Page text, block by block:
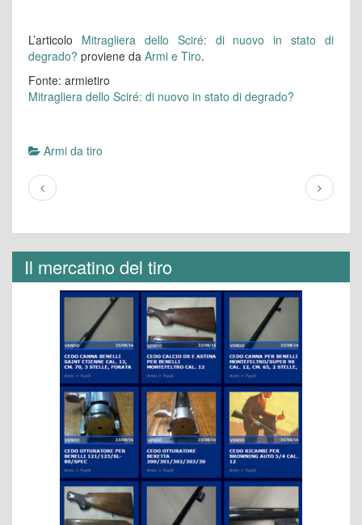
L’articolo Mitragliera dello Sciré: di nuovo in stato di
degrado? proviene da Armi e Tiro.
Fonte: armietiro
Mitragliera dello Sciré: di nuovo in stato di degrado?
Armi da tiro
Il mercatino del tiro